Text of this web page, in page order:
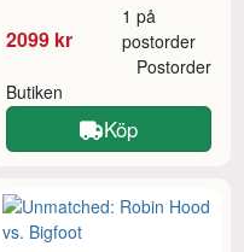
2099 kr
1 på
postorder
Butiken
Postorder
Köp